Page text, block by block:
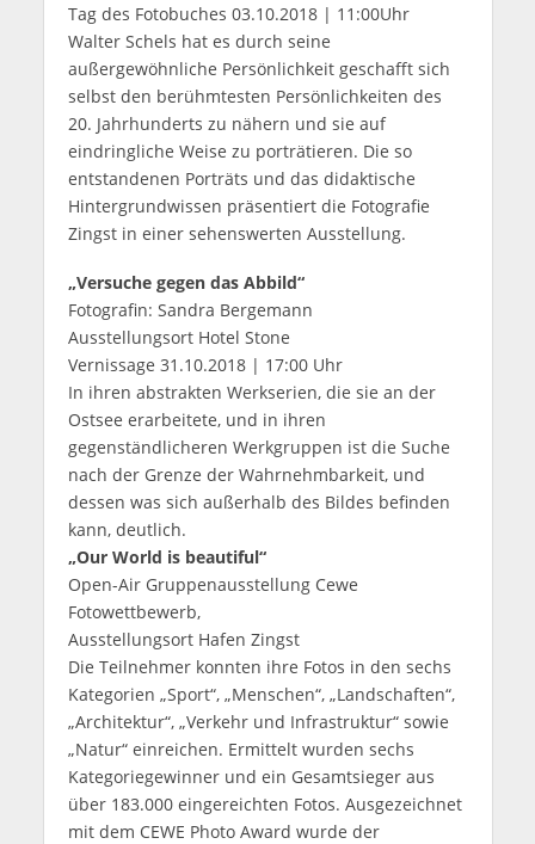
Tag des Fotobuches 03.10.2018 | 11:00Uhr
Walter Schels hat es durch seine
außergewöhnliche Persönlichkeit geschafft sich
selbst den berühmtesten Persönlichkeiten des
20. Jahrhunderts zu nähern und sie auf
eindringliche Weise zu porträtieren. Die so
entstandenen Porträts und das didaktische
Hintergrundwissen präsentiert die Fotografie
Zingst in einer sehenswerten Ausstellung.
„Versuche gegen das Abbild“
Fotografin: Sandra Bergemann
Ausstellungsort Hotel Stone
Vernissage 31.10.2018 | 17:00 Uhr
In ihren abstrakten Werkserien, die sie an der
Ostsee erarbeitete, und in ihren
gegenständlicheren Werkgruppen ist die Suche
nach der Grenze der Wahrnehmbarkeit, und
dessen was sich außerhalb des Bildes befinden
kann, deutlich.
„Our World is beautiful“
Open-Air Gruppenausstellung Cewe
Fotowettbewerb,
Ausstellungsort Hafen Zingst
Die Teilnehmer konnten ihre Fotos in den sechs
Kategorien „Sport“, „Menschen“, „Landschaften“,
„Architektur“, „Verkehr und Infrastruktur“ sowie
„Natur“ einreichen. Ermittelt wurden sechs
Kategoriegewinner und ein Gesamtsieger aus
über 183.000 eingereichten Fotos. Ausgezeichnet
mit dem CEWE Photo Award wurde der